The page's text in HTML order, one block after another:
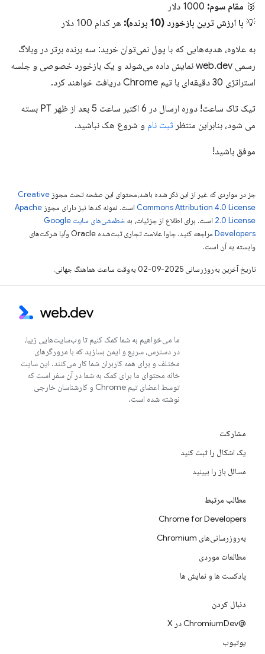
🥉 مقام سوم:
💡 با ارزش ترین بازخورد (10 برنده): هر کدام 100 دلار
به علاوه، هدیه‌هایی که با پول نمی‌توان خرید: سه برنده برتر در وبلاگ
رسمی web.dev نمایش داده می‌شوند و یک بازخورد خصوصی و جلسه
استراتژی 30 دقیقه‌ای با تیم Chrome دریافت خواهند کرد.
تیک تاک ساعت! دوره ارسال در 6 اکتبر ساعت 5 بعد از ظهر PT بسته
می شود، بنابراین منتظر ثبت نام و شروع هک نباشید.
موفق باشید!
جز در مواردی که غیر از این ذکر شده باشد،‌محتوای این صفحه تحت مجوز Creative
Commons Attribution 4.0 License است. نمونه کدها نیز دارای مجوز Apache
2.0 License است. برای اطلاع از جزئیات، به
خطمشی‌های سایت Google
Developers‏
مراجعه کنید. جاوا علامت تجاری ثبت‌شده Oracle و/یا شرکت‌های
وابسته به آن است.
تاریخ آخرین به‌روزرسانی 2025-09-02 به‌وقت ساعت هماهنگ جهانی.
ما می‌خواهیم به شما کمک کنیم تا وب‌سایت‌هایی زیبا،
در دسترس، سریع و ایمن بسازید که با مرورگرهای
مختلف و برای همه کاربران شما کار می‌کنند. این سایت
خانه محتوای ما برای کمک به شما در آن سفر است که
توسط اعضای تیم Chrome و کارشناسان خارجی
نوشته شده است.
مشارکت
یک اشکال را ثبت کنید
مسائل باز را ببینید
مطالب مرتبط
Chrome for Developers
به‌روزرسانی‌های Chromium
مطالعات موردی
پادکست ها و نمایش ها
دنبال کردن
@ChromiumDev در X
یوتیوب